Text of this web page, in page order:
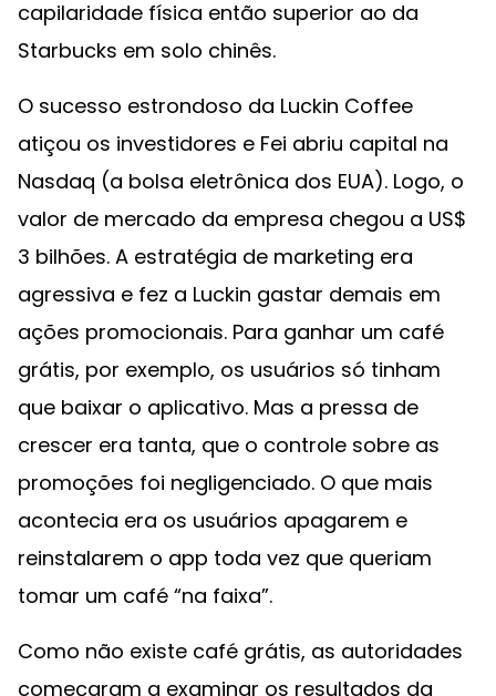
capilaridade física então superior ao da
Starbucks em solo chinês.
O sucesso estrondoso da Luckin Coffee
atiçou os investidores e Fei abriu capital na
Nasdaq (a bolsa eletrônica dos EUA). Logo, o
valor de mercado da empresa chegou a US$
3 bilhões. A estratégia de marketing era
agressiva e fez a Luckin gastar demais em
ações promocionais. Para ganhar um café
grátis, por exemplo, os usuários só tinham
que baixar o aplicativo. Mas a pressa de
crescer era tanta, que o controle sobre as
promoções foi negligenciado. O que mais
acontecia era os usuários apagarem e
reinstalarem o app toda vez que queriam
tomar um café “na faixa”.
Como não existe café grátis, as autoridades
começaram a examinar os resultados da